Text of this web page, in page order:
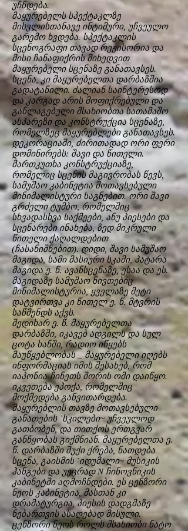
უჩნდება.
მაყურებელს სპექტაკლზე
მისვლისთანავე ინტიმური, უჩვეულო
გარემო ხვდება. სპექტაკლის
სცენოგრაფი თავად რეჟისორია და
მისი ჩანაფიქრის მიხედვით
მაყურებელი სცენაზე განათავსეს.
სცენა, კი მაყურებელთა დარბაზშია
გადატანილი. ძალიან საინტერესოდ
და კარგად არის მოფიქრებული და
განლაგებული მსახიობთა სათამაშო
ასპარეზი და კონსტრუქცია სცენაზე,
რომელზეც მაყურებლები განათავსეს.
დეკორაციაში, ძირითადად ორი ფერი
დომინირებს: შავი და წითელი.
მართკუთხა კონსტრუქციაზე,
რომელიც სცენის მაგივრობას წევს,
სამუშაო კაბინეტია მოთავსებული
მინიმალისტური საგნებით. ორი შავი
გრძელი ტუმბო, რომელშიც
სხვადასხვა საქმეები, ანუ პიესები და
სცენარები ინახება, ზედ მიკრული
წითელი ქაღალდებით
(ჩასანიშნებით). დიდი, შავი სამუშაო
მაგიდა, სამი მასიური სკამი, პატარა
მაგიდა ე. წ. ავანსცენაზე, ესაა და ეს.
მაგიდაზე სამუშაო ნივთებიც
მინიმალისტურია, ყველაზე მეტი
დატვირთვა კი წითელ ე. წ. მტვრის
საწმენდს აქვს.
შედიხარ ე. წ. მაყურებელთა
დარბაზში, იკავებ ადგილს და სულ
ცოტა ხანში, რადიო იწყებს
მაუწყებლობას _ მაყურებელი იღებს
ინფორმაციას იმის შესახებ, რომ
იაპონია-ჩინეთს შორის ომი დაიწყო.
იკვეთება ეპოქა, რომელშიც
მოქმედება განვითარდება.
მაყურებლის თავზე მოთავსებული
განათების `სკილები~ უჩვეულოდ
გათბობენ, და თითქოს ერთგვარ
განწყობას გიქმნიან. მაყურებელთა ე.
წ. დარბაზში შუქი ქრება, ნათდება
სცენა, გაისმის `იდუმალი~ მუსიკის
ჰანგები და უეცრად N ჩინოვნიკის
კაბინეტში აღმოჩნდები. ეს ცენზორი
ნეოს კაბინეტია, მასთან კი
დრამატურგია, პიესის დადგმაზე
ნებართვის ასაღებად მისული.
ცენზორი ნეოს როლს მსახიობი ნატო